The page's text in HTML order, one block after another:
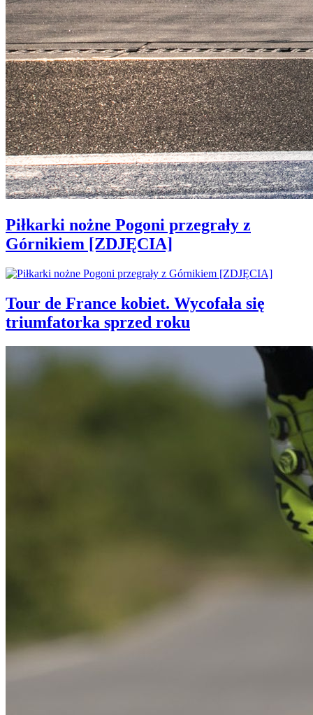
Piłkarki nożne Pogoni przegrały z
Górnikiem [ZDJĘCIA]
Tour de France kobiet. Wycofała się
triumfatorka sprzed roku